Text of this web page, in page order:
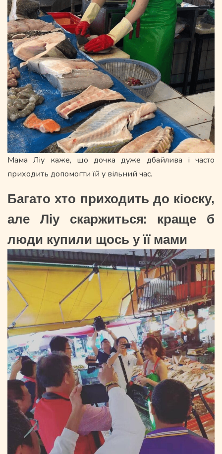
Мама Ліу каже, що дочка дуже дбайлива і часто
приходить допомогти їй у вільний час.
Багато хто приходить до кіоску,
але Ліу скаржиться: краще б
люди купили щось у її мами